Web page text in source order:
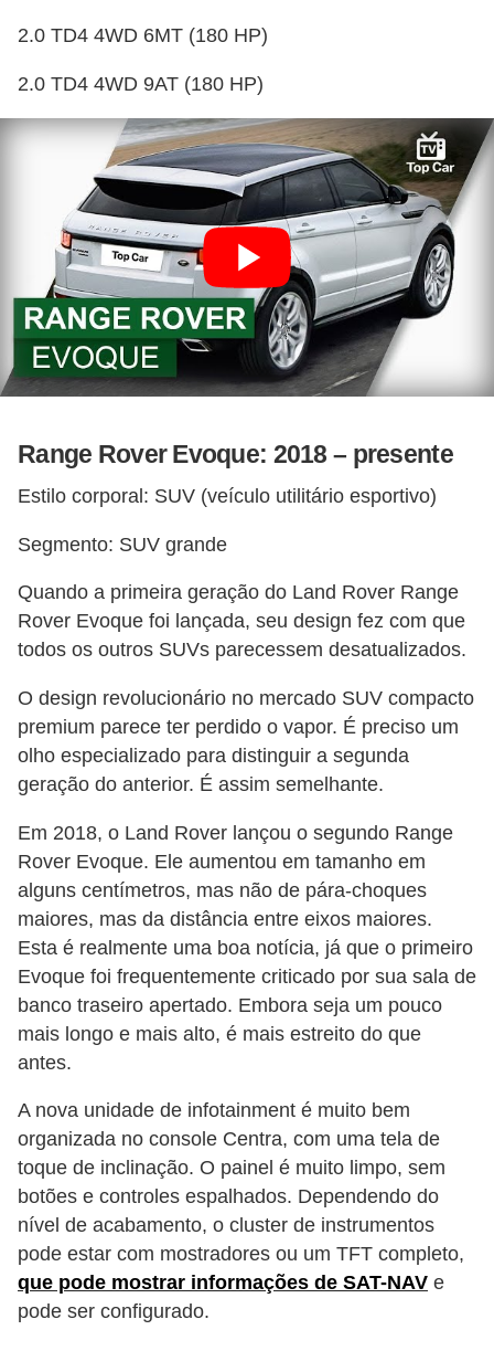
2.0 TD4 4WD 6MT (180 HP)
2.0 TD4 4WD 9AT (180 HP)
Range Rover Evoque: 2018 – presente
Estilo corporal: SUV (veículo utilitário esportivo)
Segmento: SUV grande
Quando a primeira geração do Land Rover Range
Rover Evoque foi lançada, seu design fez com que
todos os outros SUVs parecessem desatualizados.
O design revolucionário no mercado SUV compacto
premium parece ter perdido o vapor. É preciso um
olho especializado para distinguir a segunda
geração do anterior. É assim semelhante.
Em 2018, o Land Rover lançou o segundo Range
Rover Evoque. Ele aumentou em tamanho em
alguns centímetros, mas não de pára-choques
maiores, mas da distância entre eixos maiores.
Esta é realmente uma boa notícia, já que o primeiro
Evoque foi frequentemente criticado por sua sala de
banco traseiro apertado. Embora seja um pouco
mais longo e mais alto, é mais estreito do que
antes.
A nova unidade de infotainment é muito bem
organizada no console Centra, com uma tela de
toque de inclinação. O painel é muito limpo, sem
botões e controles espalhados. Dependendo do
nível de acabamento, o cluster de instrumentos
pode estar com mostradores ou um TFT completo,
que pode mostrar informações de SAT-NAV e
pode ser configurado.